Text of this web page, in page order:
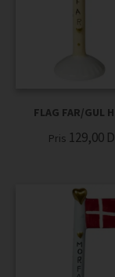
FLAG FAR/GUL
Pris 129,00